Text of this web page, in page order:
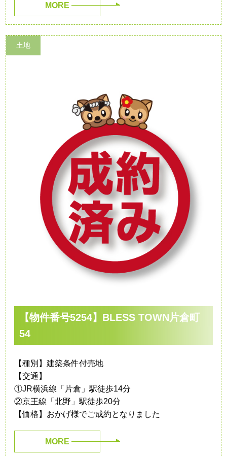
MORE
土地
【物件番号5254】BLESS TOWN片倉町
54
【種別】建築条件付売地
【交通】
①JR横浜線「片倉」駅徒歩14分
②京王線「北野」駅徒歩20分
【価格】おかげ様でご成約となりました
MORE